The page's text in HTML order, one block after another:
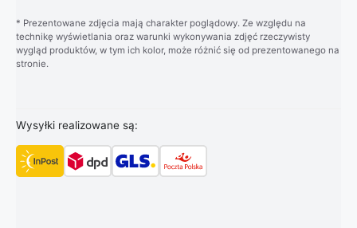
* Prezentowane zdjęcia mają charakter poglądowy. Ze względu na
technikę wyświetlania oraz warunki wykonywania zdjęć rzeczywisty
wygląd produktów, w tym ich kolor, może różnić się od prezentowanego na
stronie.
Wysyłki realizowane są: